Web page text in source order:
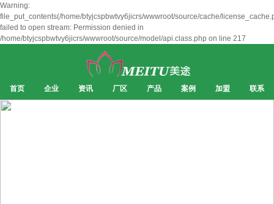
Warning:
file_put_contents(/home/btyjcspbwtvy6jicrs/wwwroot/source/cache/
failed to open stream: Permission denied in
/home/btyjcspbwtvy6jicrs/wwwroot/source/model/api.class.php on line 217
首页 企业 资讯 厂区 产品 案例 加盟 联系